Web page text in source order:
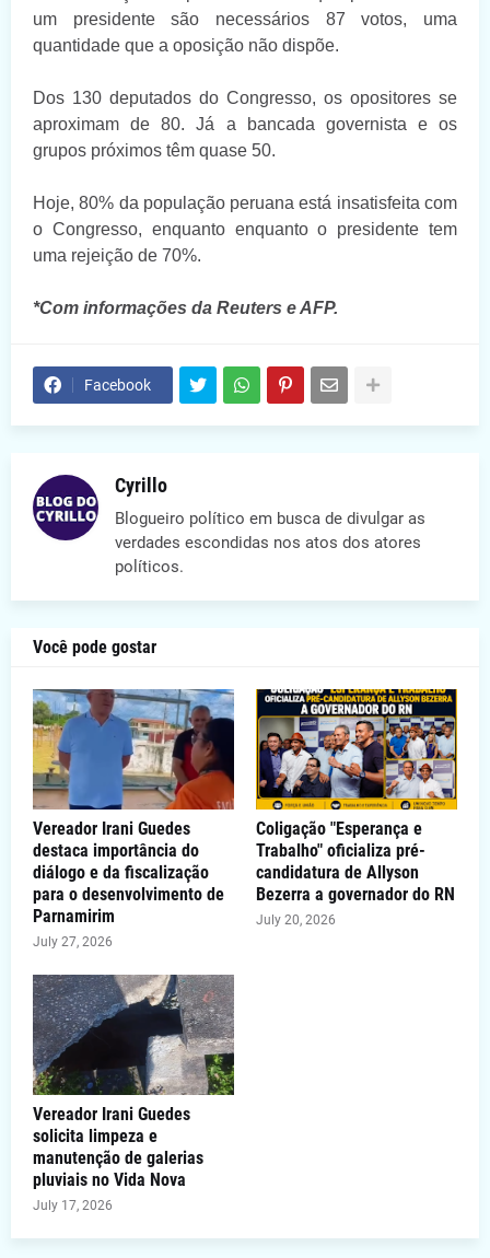
um presidente são necessários 87 votos, uma
quantidade que a oposição não dispõe.
Dos 130 deputados do Congresso, os opositores se
aproximam de 80. Já a bancada governista e os
grupos próximos têm quase 50.
Hoje, 80% da população peruana está insatisfeita com
o Congresso, enquanto enquanto o presidente tem
uma rejeição de 70%.
*Com informações da Reuters e AFP.
Facebook
Cyrillo
Blogueiro político em busca de divulgar as
verdades escondidas nos atos dos atores
políticos.
Você pode gostar
Vereador Irani Guedes
destaca importância do
diálogo e da fiscalização
para o desenvolvimento de
Parnamirim
July 27, 2026
Coligação "Esperança e
Trabalho" oficializa pré-
candidatura de Allyson
Bezerra a governador do RN
July 20, 2026
Vereador Irani Guedes
solicita limpeza e
manutenção de galerias
pluviais no Vida Nova
July 17, 2026